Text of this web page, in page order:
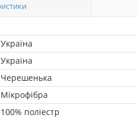
Україна
Україна
Черешенька
Мікрофібра
100% поліестр